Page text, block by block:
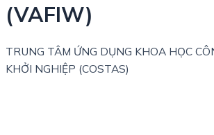
(VAFIW)
TRUNG TÂM ỨNG DỤNG KHOA HỌC
KHỞI NGHIỆP (COSTAS)